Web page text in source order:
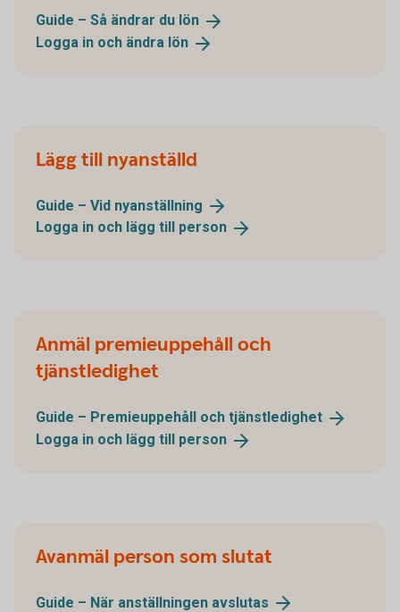
Guide – Så ändrar du lön
Logga in och ändra lön
Lägg till nyanställd
Guide – Vid nyanställning
Logga in och lägg till person
Anmäl premieuppehåll och
tjänstledighet
Guide – Premieuppehåll och tjänstledighet
Logga in och lägg till person
Avanmäl person som slutat
Guide – När anställningen avslutas